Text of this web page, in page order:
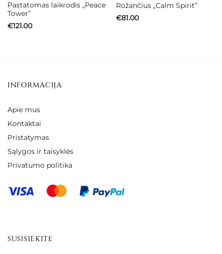
Pastatomas laikrodis „Peace
Tower”
€121.00
Rožančius „Calm Spirit”
€81.00
INFORMACIJA
Apie mus
Kontaktai
Pristatymas
Sąlygos ir taisyklės
Privatumo politika
SUSISIEKITE